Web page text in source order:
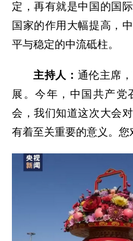
定，再有就是中国的国
国家的作用大幅提高，
平与稳定的中流砥柱。
主持人： 通伦主席
展。今年，中国共产党
会，我们知道这次大会
有着至关重要的意义。您